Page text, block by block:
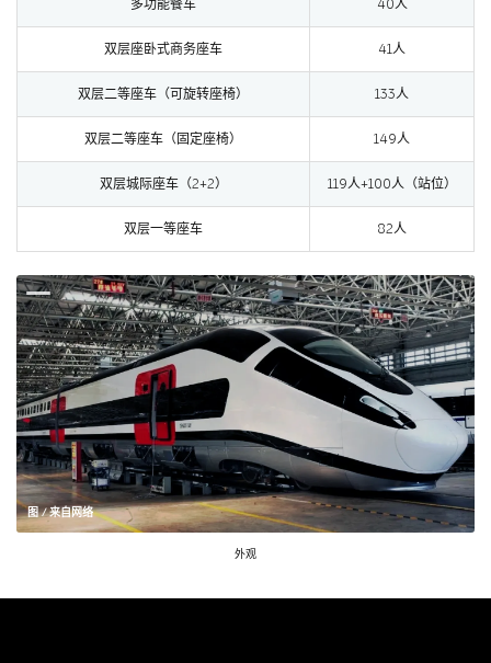
多功能餐车 40人
双层座卧式商务座车 41人
双层二等座车（可旋转座椅） 133人
双层二等座车（固定座椅） 149人
双层城际座车（2+2） 119人+100人（站位）
双层一等座车 82人
图 / 来自网络
外观